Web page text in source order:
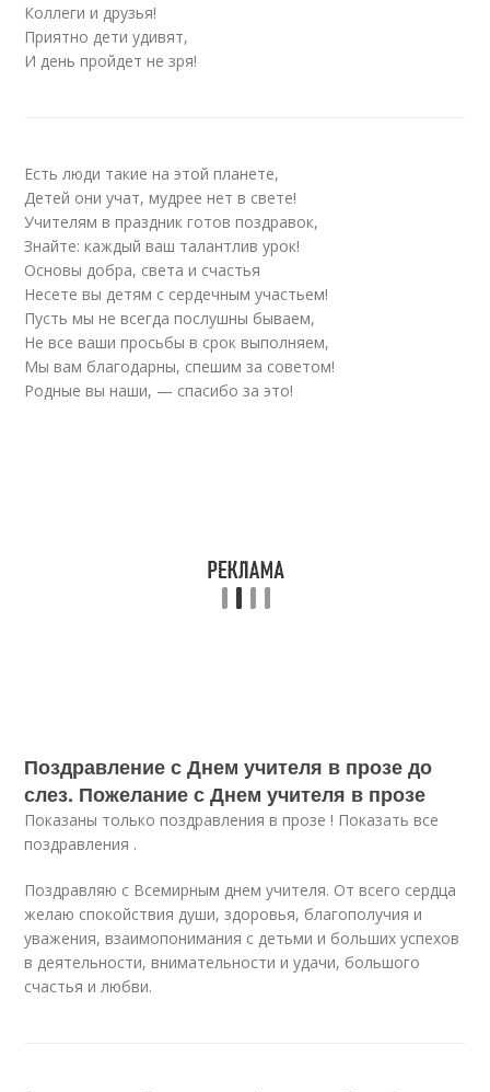
Коллеги и друзья!
Приятно дети удивят,
И день пройдет не зря!
Есть люди такие на этой планете,
Детей они учат, мудрее нет в свете!
Учителям в праздник готов поздравок,
Знайте: каждый ваш талантлив урок!
Основы добра, света и счастья
Несете вы детям с сердечным участьем!
Пусть мы не всегда послушны бываем,
Не все ваши просьбы в срок выполняем,
Мы вам благодарны, спешим за советом!
Родные вы наши, — спасибо за это!
Поздравление с Днем учителя в прозе до
слез. Пожелание с Днем учителя в прозе
Показаны только поздравления в прозе ! Показать все
поздравления .
Поздравляю с Всемирным днем учителя. От всего сердца
желаю спокойствия души, здоровья, благополучия и
уважения, взаимопонимания с детьми и больших успехов
в деятельности, внимательности и удачи, большого
счастья и любви.